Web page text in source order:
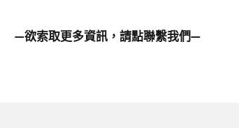
—欲索取更多資訊，請點聯繫我們—